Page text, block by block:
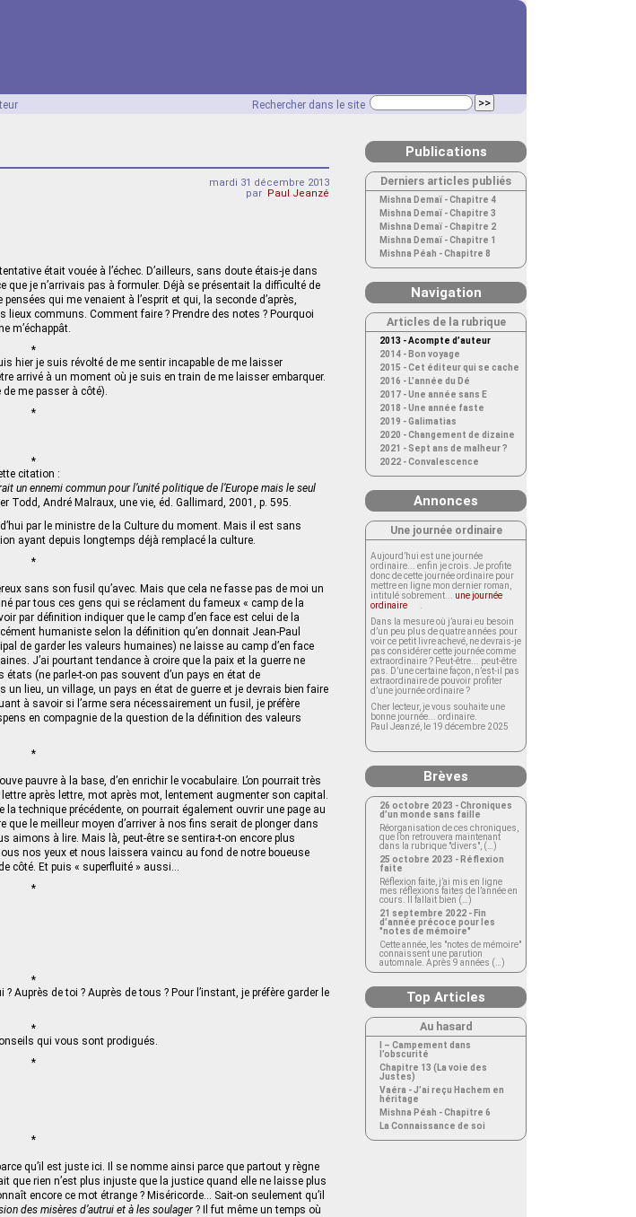
Rechercher dans le site
mardi 31 décembre 2013
par Paul Jeanzé
était vouée à l’échec. D’ailleurs, sans doute étais-je dans
que je n’arrivais pas à formuler. Déjà se présentait la difficulté de
qui me venaient à l’esprit et qui, la seconde d’après,
lieux communs. Comment faire ? Prendre des notes ? Pourquoi
m’échappât.
*
hier je suis révolté de me sentir incapable de me laisser
arrivé à un moment où je suis en train de me laisser embarquer.
de me passer à côté).
*
*
citation :
un ennemi commun pour l’unité politique de l’Europe mais le seul
Todd, André Malraux, une vie, éd. Gallimard, 2001, p. 595.
par le ministre de la Culture du moment. Mais il est sans
ayant depuis longtemps déjà remplacé la culture.
*
sans son fusil qu’avec. Mais que cela ne fasse pas de moi un
par tous ces gens qui se réclament du fameux « camp de la
par définition indiquer que le camp d’en face est celui de la
humaniste selon la définition qu’en donnait Jean-Paul
de garder les valeurs humaines) ne laisse au camp d’en face
J’ai pourtant tendance à croire que la paix et la guerre ne
(ne parle-t-on pas souvent d’un pays en état de
un lieu, un village, un pays en état de guerre et je devrais bien faire
à savoir si l’arme sera nécessairement un fusil, je préfère
en compagnie de la question de la définition des valeurs
*
pauvre à la base, d’en enrichir le vocabulaire. L’on pourrait très
après lettre, mot après mot, lentement augmenter son capital.
technique précédente, on pourrait également ouvrir une page au
que le meilleur moyen d’arriver à nos fins serait de plonger dans
aimons à lire. Mais là, peut-être se sentira-t-on encore plus
nos yeux et nous laissera vaincu au fond de notre boueuse
côté. Et puis « superfluité » aussi…
*
*
Auprès de toi ? Auprès de tous ? Pour l’instant, je préfère garder le
*
qui vous sont prodigués.
*
*
qu’il est juste ici. Il se nomme ainsi parce que partout y règne
que rien n’est plus injuste que la justice quand elle ne laisse plus
encore ce mot étrange ? Miséricorde… Sait-on seulement qu’il
des misères d’autrui et à les soulager? Il fut même un temps où
Publications
Derniers articles publiés
Mishna Demaï - Chapitre 4
Mishna Demaï - Chapitre 3
Mishna Demaï - Chapitre 2
Mishna Demaï - Chapitre 1
Mishna Péah - Chapitre 8
Navigation
Articles de la rubrique
2013 - Acompte d’auteur
2014 - Bon voyage
2015 - Cet éditeur qui se cache
2016 - L’année du Dé
2017 - Une année sans E
2018 - Une année faste
2019 - Galimatias
2020 - Changement de dizaine
2021 - Sept ans de malheur ?
2022 - Convalescence
Annonces
Une journée ordinaire
Aujourd’hui est une journée
ordinaire... enfin je crois. Je profite
donc de cette journée ordinaire pour
mettre en ligne mon dernier roman,
intitulé sobrement... une journée
ordinaire
Dans la mesure où j’aurai eu besoin
d’un peu plus de quatre années pour
voir ce petit livre achevé, ne devrais-je
pas considérer cette journée comme
extraordinaire ? Peut-être... peut-être
pas. D’une certaine façon, n’est-il pas
extraordinaire de pouvoir profiter
d’une journée ordinaire ?
Cher lecteur, je vous souhaite une
bonne journée... ordinaire.
Paul Jeanzé, le 19 décembre 2025
Brèves
26 octobre 2023 - Chroniques
d’un monde sans faille
Réorganisation de ces chroniques,
que l’on retrouvera maintenant
dans la rubrique "divers", (…)
25 octobre 2023 - Réflexion
faite
Réflexion faite, j’ai mis en ligne
mes réflexions faites de l’année en
cours. Il fallait bien (…)
21 septembre 2022 - Fin
d’année précoce pour les
"notes de mémoire"
Cette année, les "notes de mémoire"
connaissent une parution
automnale. Après 9 années (…)
Top Articles
Au hasard
I – Campement dans
l’obscurité
Chapitre 13 (La voie des
Justes)
Vaéra - J’ai reçu Hachem en
héritage
Mishna Péah - Chapitre 6
La Connaissance de soi